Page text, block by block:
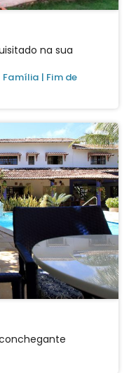
na sua
Família | Fim de